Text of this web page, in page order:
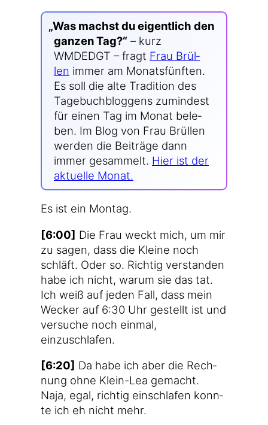
„Was machst du eigent­lich den
gan­zen Tag?“ – kurz
WMDEDGT – fragt Frau Brül­
len immer am Monats­fünf­ten.
Es soll die alte Tra­di­ti­on des
Tage­buch­blog­gens zumin­dest
für einen Tag im Monat bele­
ben. Im Blog von Frau Brül­len
wer­den die Bei­trä­ge dann
immer gesam­melt. Hier ist der
aktu­el­le Monat.
Es ist ein Montag.
[6:00] Die Frau weckt mich, um mir
zu sagen, dass die Klei­ne noch
schläft. Oder so. Rich­tig ver­stan­den
habe ich nicht, war­um sie das tat.
Ich weiß auf jeden Fall, dass mein
Wecker auf 6:30 Uhr gestellt ist und
ver­su­che noch ein­mal,
einzuschlafen.
[6:20] Da habe ich aber die Rech­
nung ohne Klein-Lea gemacht.
Naja, egal, rich­tig ein­schla­fen konn­
te ich eh nicht mehr.